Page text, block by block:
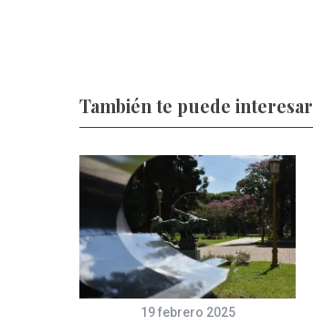
También te puede interesar
19 febrero 2025